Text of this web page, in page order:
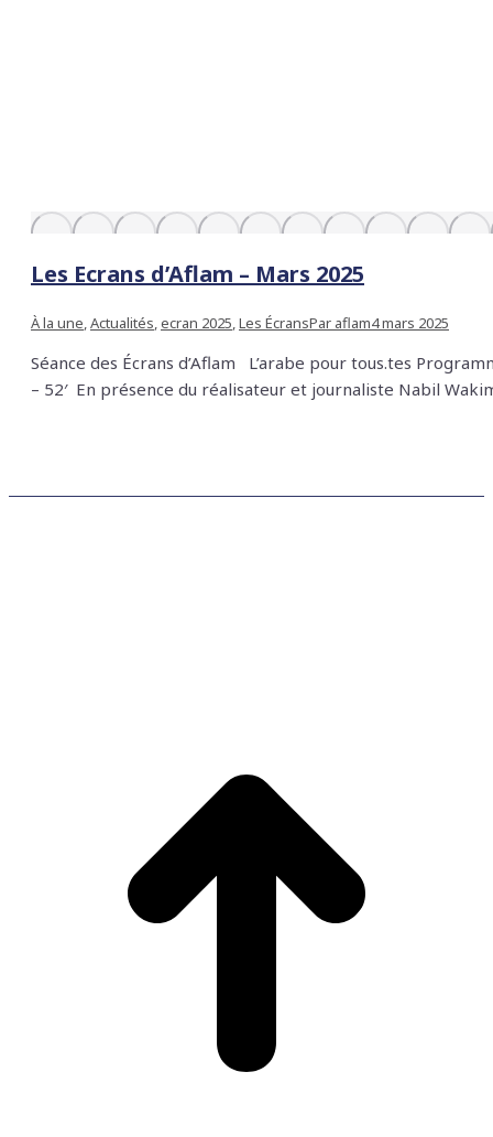
Les Ecrans d’Aflam – Mars 2025
À la une,Actualités,ecran 2025,Les ÉcransPar aflam4 mars 2025
Séance des Écrans d’Aflam L’arabe pour tous.tes
– 52′ En présence du réalisateur et journaliste Nabil